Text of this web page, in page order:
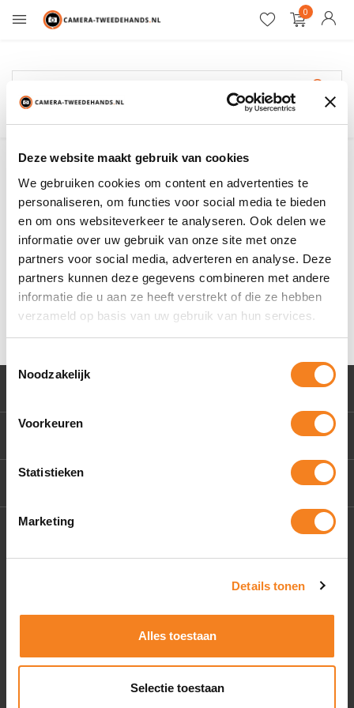
Deze website maakt gebruik van cookies
We gebruiken cookies om content en advertenties te
personaliseren, om functies voor social media te bieden
en om ons websiteverkeer te analyseren. Ook delen we
informatie over uw gebruik van onze site met onze
partners voor social media, adverteren en analyse. Deze
partners kunnen deze gegevens combineren met andere
informatie die u aan ze heeft verstrekt of die ze hebben
verzameld op basis van uw gebruik van hun services.
Noodzakelijk
Voorkeuren
Statistieken
Marketing
Details tonen
Alles toestaan
Selectie toestaan
0
NEEWER
Filter
0 producten Toon:
Sorteren op:
Geen producten gevonden!...